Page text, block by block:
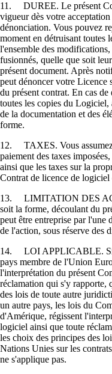
11. DUREE. Le présent
vigueur dès votre
dénonciation. Vous pouvez
moment en détruisant toutes
l'ensemble des
fusionnés, quelle que soit
présent document. Après
peut dénoncer votre Licence
du présent contrat. En cas
toutes les copies du
de la documentation et des
forme.
12. TAXES. Vous assumez
paiement des taxes
ainsi que les taxes sur la
Contrat de licence de
13. LIMITATION DES
soit la forme, découlant du
peut être entreprise par l'une
de l'action, sous réserve des
14. LOI APPLICABLE. Si
pays membre de l'Union
l'interprétation du présent
réclamation qui s'y rapporte,
des lois de toute autre
un autre pays, les lois du
d'Amérique, régissent
logiciel ainsi que toute
les choix des principes des
Nations Unies sur les
ne s'applique pas.